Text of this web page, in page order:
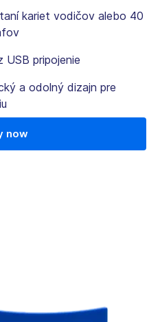
kariet vodičov alebo 40
pripojenie
a odolný dizajn pre
now